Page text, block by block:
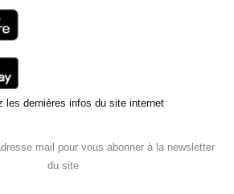
les dernières infos du site internet
mail pour vous abonner à la newsletter
du site